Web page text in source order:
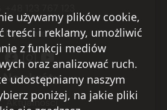
Na skróty
Aktualności
używamy plików cookie,
treści i reklamy, umożliwić
z funkcji mediów
oraz analizować ruch.
udostępniamy naszym
poniżej, na jakie pliki